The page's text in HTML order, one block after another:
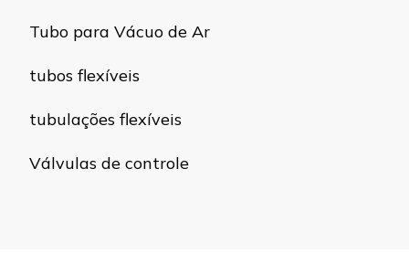
Tubo para Vácuo de Ar
tubos flexíveis
tubulações flexíveis
Válvulas de controle